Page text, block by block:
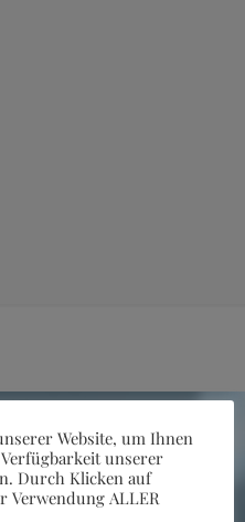
Website, um Ihnen
unserer
Durch Klicken auf
Verwendung ALLER